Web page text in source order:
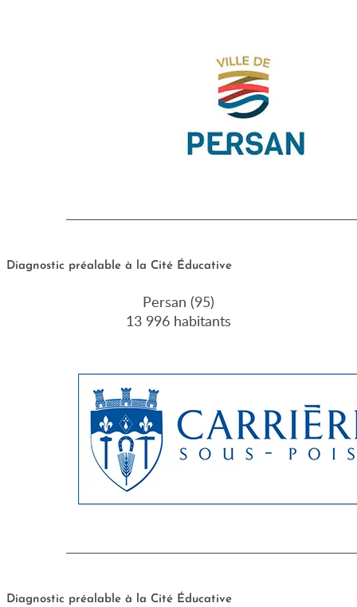
Diagnostic préalable à la Cité Éducative
Persan (95)
13 996 habitants
Diagnostic préalable à la Cité Éducative